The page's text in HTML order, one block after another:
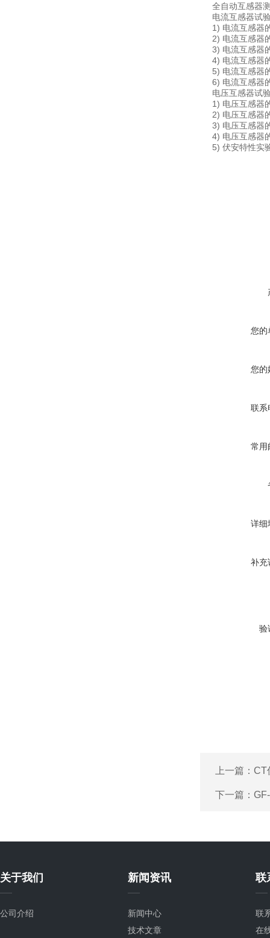
全自动互感器
电流互感器试
1) 电流互感器
2) 电流互感器
3) 电流互感器
4) 电流互感器
5) 电流互感器
6) 电流互感器
电压互感器试
1) 电压互感器
2) 电压互感器
3) 电压互感器
4) 电压互感器
5) 伏安特性实
您的
您的
联系
常用
详细
补充
验
上一篇： CT
下一篇：
关于我们
公司介绍
新闻资讯
新闻中心
技术文章
联
联
在